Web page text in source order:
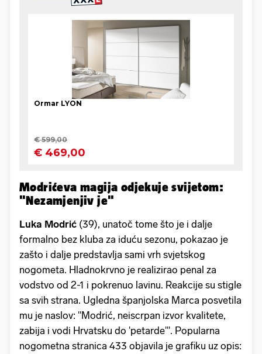
Modrićeva magija odjekuje svijetom:
"Nezamjenjiv je"
Luka Modrić (39), unatoč tome što je i dalje
formalno bez kluba za iduću sezonu, pokazao je
zašto i dalje predstavlja sami vrh svjetskog
nogometa. Hladnokrvno je realizirao penal za
vodstvo od 2-1 i pokrenuo lavinu. Reakcije su stigle
sa svih strana. Ugledna španjolska Marca posvetila
mu je naslov: "Modrić, neiscrpan izvor kvalitete,
zabija i vodi Hrvatsku do 'petarde'". Popularna
nogometna stranica 433 objavila je grafiku uz opis: